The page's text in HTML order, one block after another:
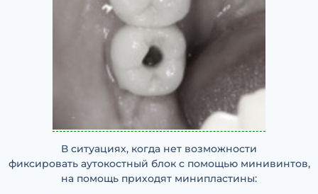
В ситуациях, когда нет возможности
фиксировать аутокостный блок с помощью минивинтов,
на помощь приходят минипластины: